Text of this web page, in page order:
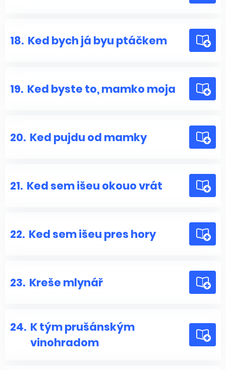
18. Ked bych já byu ptáčkem
19. Ked byste to, mamko moja
20. Ked pujdu od mamky
21. Ked sem išeu okouo vrát
22. Ked sem išeu pres hory
23. Kreše mlynář
24. K tým prušánským
vinohradom